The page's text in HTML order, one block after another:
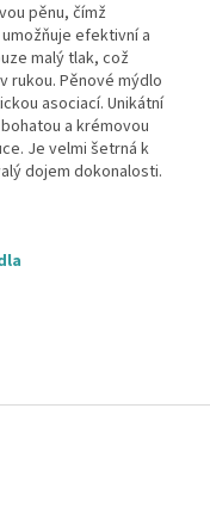
pěnu, čímž
efektivní a
malý tlak, což
rukou. Pěnové mýdlo
asociací. Unikátní
a krémovou
Je velmi šetrná k
dojem dokonalosti.